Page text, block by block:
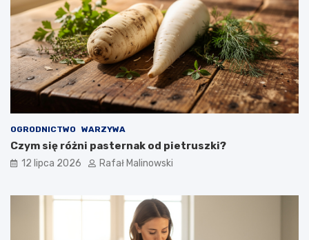
OGRODNICTWO WARZYWA
Czym się różni pasternak od pietruszki?
12 lipca 2026 Rafał Malinowski